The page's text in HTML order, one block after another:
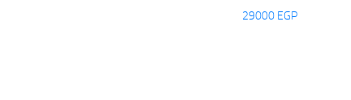
29000EGP